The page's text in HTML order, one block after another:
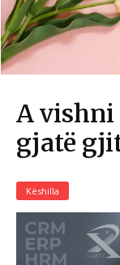
A vishni
gjatë
Këshilla